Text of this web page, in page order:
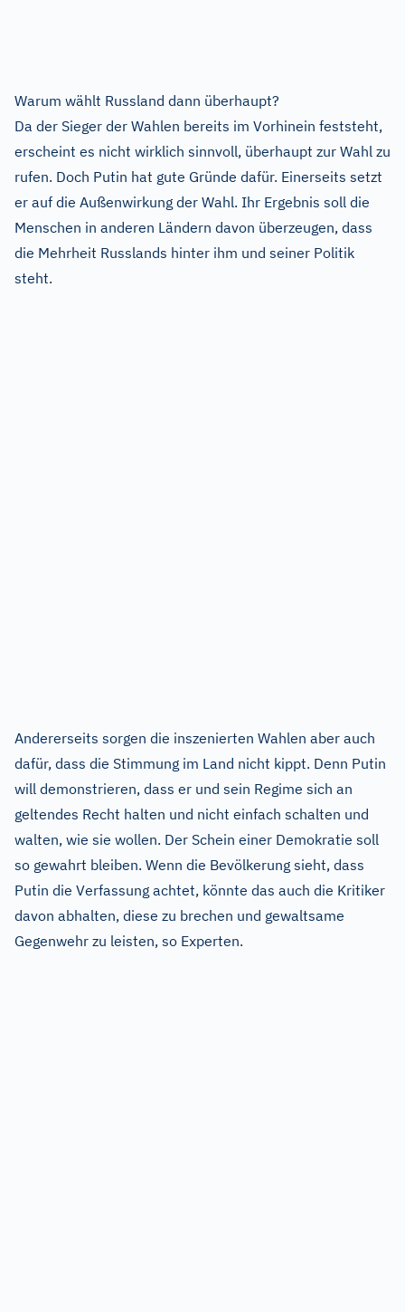
Warum wählt Russland dann überhaupt?
Da der Sieger der Wahlen bereits im Vorhinein feststeht,
erscheint es nicht wirklich sinnvoll, überhaupt zur Wahl zu
rufen. Doch Putin hat gute Gründe dafür. Einerseits setzt
er auf die Außenwirkung der Wahl. Ihr Ergebnis soll die
Menschen in anderen Ländern davon überzeugen, dass
die Mehrheit Russlands hinter ihm und seiner Politik
steht.
Andererseits sorgen die inszenierten Wahlen aber auch
dafür, dass die Stimmung im Land nicht kippt. Denn Putin
will demonstrieren, dass er und sein Regime sich an
geltendes Recht halten und nicht einfach schalten und
walten, wie sie wollen. Der Schein einer Demokratie soll
so gewahrt bleiben. Wenn die Bevölkerung sieht, dass
Putin die Verfassung achtet, könnte das auch die Kritiker
davon abhalten, diese zu brechen und gewaltsame
Gegenwehr zu leisten, so Experten.